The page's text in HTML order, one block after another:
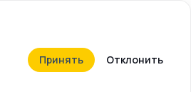
Билеты
Принять Отклонить